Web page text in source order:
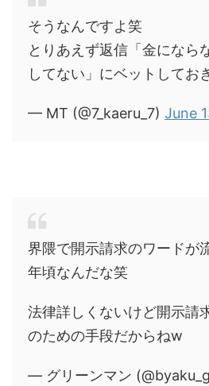
そうなんですよ笑
とりあえず返信「金になら
してない」にベットしてお
— MT (@7_kaeru_7) June
界隈で開示請求のワードが
年頃なんだな笑
法律詳しくないけど開示請
のための手段だからねw
— グリーンマン